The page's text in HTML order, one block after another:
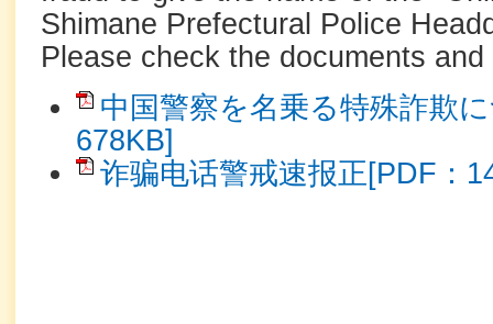
Shimane Prefectural Police
Please check the documents
中国警察を名乗る特殊詐欺
678KB]
诈骗电话警戒速报正[PDF：